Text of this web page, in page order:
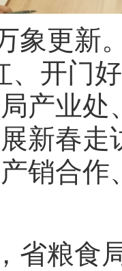
象更新
、开门
产业
新春
销合
省粮食